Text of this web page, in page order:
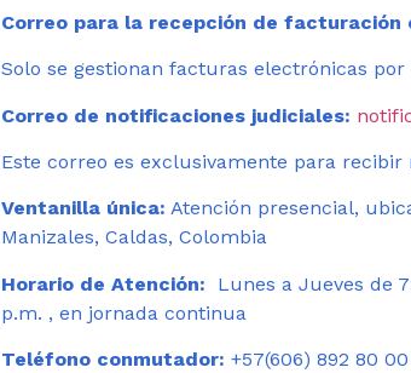
Correo para la recepción de facturación
Solo se gestionan facturas electrónicas por
Correo de notificaciones judiciales:
Este correo es exclusivamente para recibir
Ventanilla única: Atención presencial,
Manizales, Caldas, Colombia
Horario de Atención:
Lunes a Jueves de
p.m. , en jornada continua
Teléfono conmutador: +57(606) 892 80 00